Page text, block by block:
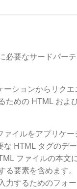
必要なサードパー
ションからリク
ための HTML およ
ァイルをアプリケ
な HTML タグのデ
ファイルの本文
る要素を含めます
力するためのフォ